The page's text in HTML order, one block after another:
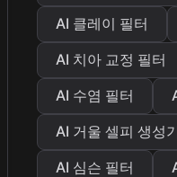
AI 클레이 필터
AI 치아 교정 필터
AI 수염 필터
AI 거울 셀피 생성
AI 심슨 필터